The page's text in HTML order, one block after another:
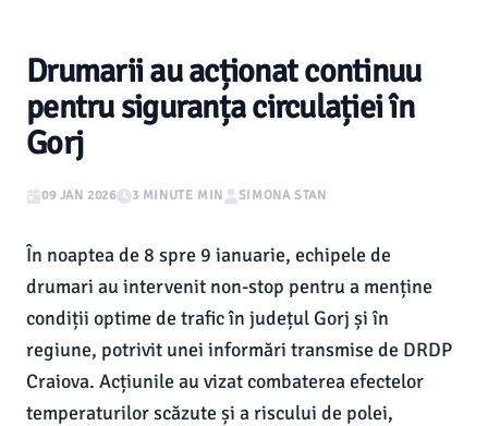
Drumarii au acționat continuu
pentru siguranța circulației în
Gorj
09 JAN 2026 3 MINUTE MIN SIMONA STAN
În noaptea de 8 spre 9 ianuarie, echipele de
drumari au intervenit non-stop pentru a menține
condiții optime de trafic în județul Gorj și în
regiune, potrivit unei informări transmise de DRDP
Craiova. Acțiunile au vizat combaterea efectelor
temperaturilor scăzute și a riscului de polei,